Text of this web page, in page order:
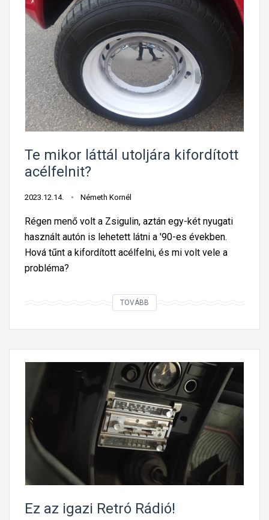
Te mikor láttál utoljára kifordított
acélfelnit?
2023.12.14. Németh Kornél
Régen menő volt a Zsigulin, aztán egy-két nyugati
használt autón is lehetett látni a '90-es években.
Hová tűnt a kifordított acélfelni, és mi volt vele a
probléma?
TOVÁBB
m
i
k
o
r
l
á
t
t
á
l
u
Ez az igazi Retró Rádió!